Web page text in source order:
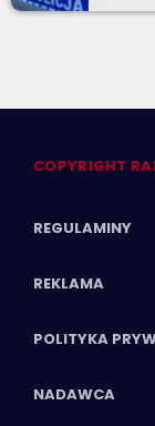
COPYRIGHT
REGULAMINY
REKLAMA
POLITYKA
NADAWCA